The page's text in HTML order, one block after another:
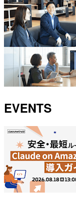
EVENTS